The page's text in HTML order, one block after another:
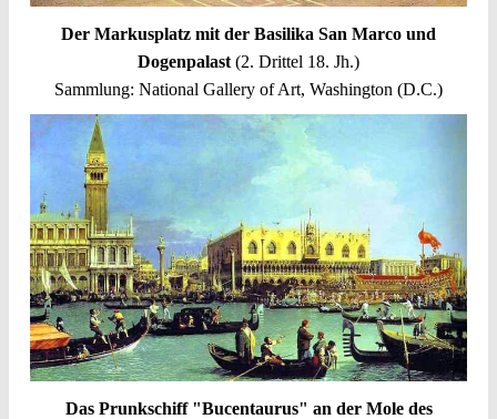
Der Markusplatz mit der Basilika San Marco und
Dogenpalast (2. Drittel 18. Jh.)
Sammlung: National Gallery of Art, Washington (D.C.)
Das Prunkschiff "Bucentaurus" an der Mole des